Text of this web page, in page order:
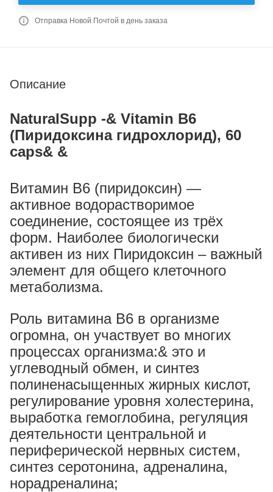
Отправка Новой Почтой в день заказа
Описание
NaturalSupp -& Vitamin B6
(Пиридоксина гидрохлорид), 60
caps& &
Витамин В6 (пиридоксин) —
активное водорастворимое
соединение, состоящее из трёх
форм. Наиболее биологически
активен из них Пиридоксин – важный
элемент для общего клеточного
метаболизма.
Роль витамина В6 в организме
огромна, он участвует во многих
процессах организма:& это и
углеводный обмен, и синтез
полиненасыщенных жирных кислот,
регулирование уровня холестерина,
выработка гемоглобина, регуляция
деятельности центральной и
периферической нервных систем,
синтез серотонина, адреналина,
норадреналина;